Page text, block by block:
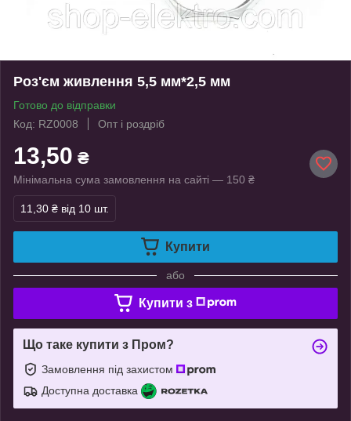
Роз'єм живлення 5,5 мм*2,5 мм
Готово до відправки
Код: RZ0008
Опт і роздріб
13,50 ₴
Мінімальна сума замовлення на сайті — 150 ₴
11,30 ₴ від 10 шт.
Купити
або
Купити з
Що таке купити з Пром?
Замовлення під захистом
Доступна доставка